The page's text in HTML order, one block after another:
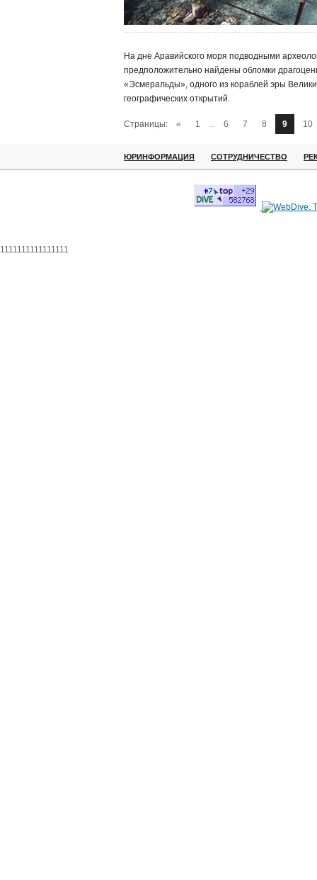
На дне Аравийского моря подводными
предположительно найдены обломки
«Эсмеральды», одного из кораблей эры
географических открытий.
Страницы: « 1 ... 6 7 8 9 10
ЮРИНФОРМАЦИЯ СОТРУДНИЧЕСТВО
1111111111111111